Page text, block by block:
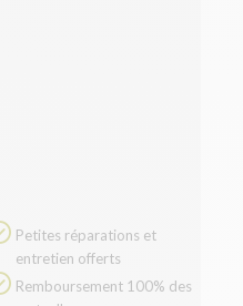
entretien offerts